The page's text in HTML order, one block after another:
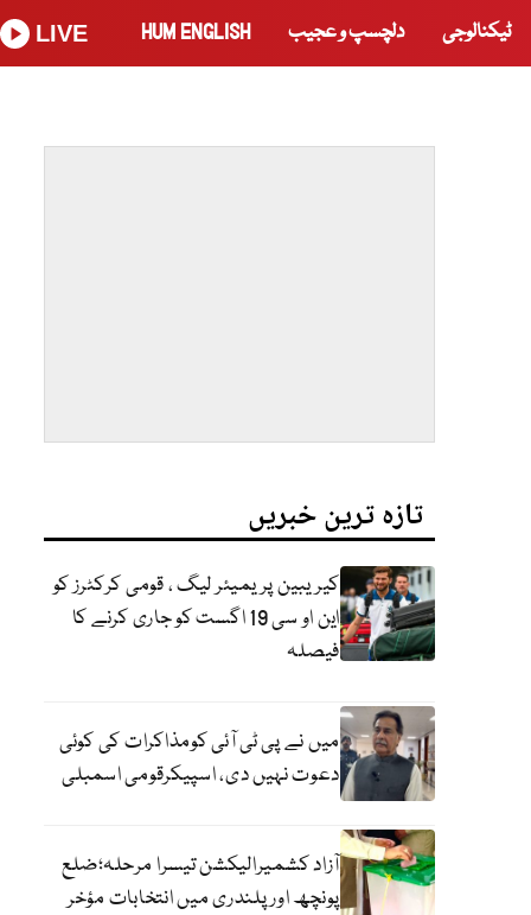
ٹیکنالوجی دلچسپ و عجیب HUM ENGLISH
LIVE
تازہ ترین خبریں
کیریبین پریمیئر لیگ ، قومی کرکٹرز کو
این او سی 19 اگست کو جاری کرنے کا
فیصلہ
میں نے پی ٹی آئی کومذاکرات کی کوئی
دعوت نہیں دی، اسپیکرقومی اسمبلی
آزاد کشمیرالیکشن تیسرا مرحلہ؛ضلع
پونچھ اور پلندری میں انتخابات مؤخر